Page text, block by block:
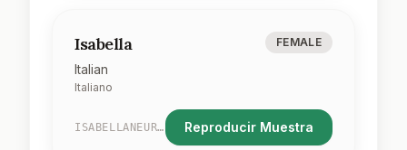
Isabella
Italian
Italiano
FEMALE
ISABELLANEURAL Reproducir Muestra